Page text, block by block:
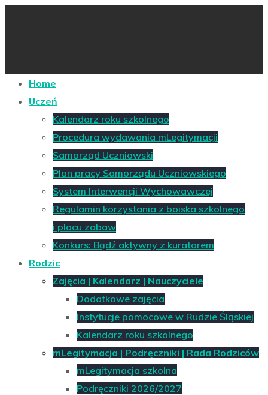
Home
Uczeń
Kalendarz roku szkolnego
Procedura wydawania mLegitymacji
Samorząd Uczniowski
Plan pracy Samorządu Uczniowskiego
System Interwencji Wychowawczej
Regulamin korzystania z boiska szkolnego
i placu zabaw
Konkurs: Bądź aktywny z kuratorem
Rodzic
Zajęcia | Kalendarz | Nauczyciele
Dodatkowe zajęcia
Instytucje pomocowe w Rudzie Śląskiej
Kalendarz roku szkolnego
mLegitymacja | Podręczniki | Rada Rodziców
mLegitymacja szkolna
Podręczniki 2026/2027